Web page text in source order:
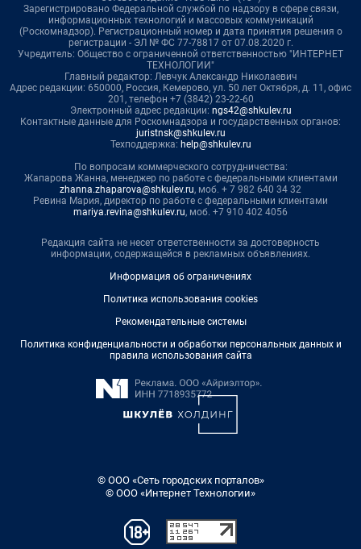
Зарегистрировано Федеральной службой по надзору в сфере связи,
информационных технологий и массовых коммуникаций
(Роскомнадзор). Регистрационный номер и дата принятия решения о
регистрации - ЭЛ № ФС 77-78817 от 07.08.2020 г.
Учредитель: Общество с ограниченной ответственностью "ИНТЕРНЕТ
ТЕХНОЛОГИИ"
Главный редактор: Левчук Александр Николаевич
Адрес редакции: 650000, Россия, Кемерово, ул. 50 лет Октября, д. 11, офис
201, телефон +7 (3842) 23-22-60
Электронный адрес редакции: ngs42@shkulev.ru
Контактные данные для Роскомнадзора и государственных органов:
juristnsk@shkulev.ru
Техподдержка: help@shkulev.ru
По вопросам коммерческого сотрудничества:
Жапарова Жанна, менеджер по работе с федеральными клиентами
zhanna.zhaparova@shkulev.ru, моб. + 7 982 640 34 32
Ревина Мария, директор по работе с федеральными клиентами
mariya.revina@shkulev.ru, моб. +7 910 402 4056
Редакция сайта не несет ответственности за достоверность
информации, содержащейся в рекламных объявлениях.
Информация об ограничениях
Политика использования cookies
Рекомендательные системы
Политика конфиденциальности и обработки персональных данных и
правила использования сайта
© ООО «Сеть городских порталов»
© ООО «Интернет Технологии»